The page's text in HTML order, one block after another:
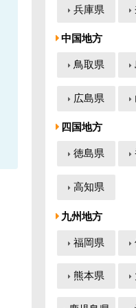
兵庫県
中国地方
鳥取県
広島県
四国地方
徳島県
高知県
九州地方
福岡県
熊本県